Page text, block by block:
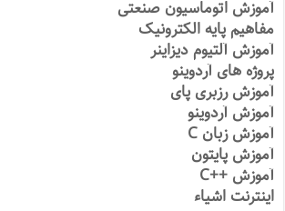
آموزش اتوماسیون صنعتی
مفاهیم پایه الکترونیک
آموزش آلتیوم دیزاینر
پروژه های آردوینو
آموزش رزبری پای
آموزش آردوینو
آموزش زبان C
آموزش پایتون
آموزش ++C
اینترنت اشیاء